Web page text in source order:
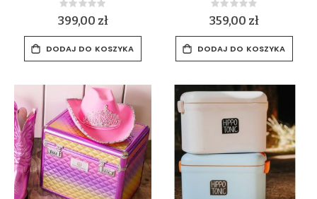
Rating:
0%
399,00 zł
DODAJ DO KOSZYKA
Rating:
0%
359,00 zł
DODAJ DO KOSZYKA